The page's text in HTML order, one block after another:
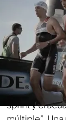
energy.es
04 SEP 2014 - 13:17h.
Compartir
El Moll de
de
sprint y el